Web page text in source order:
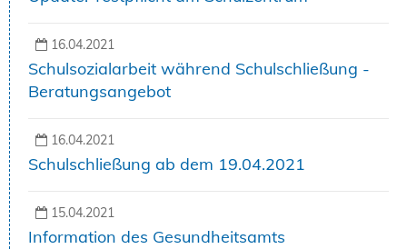
16.04.2021
Schulsozialarbeit während Schulschließung -
Beratungsangebot
16.04.2021
Schulschließung ab dem 19.04.2021
15.04.2021
Information des Gesundheitsamts